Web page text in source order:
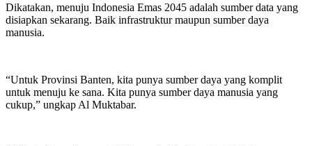
Dikatakan, menuju Indonesia Emas 2045 adalah sumber data yang
disiapkan sekarang. Baik infrastruktur maupun sumber daya
manusia.
“Untuk Provinsi Banten, kita punya sumber daya yang komplit
untuk menuju ke sana. Kita punya sumber daya manusia yang
cukup,” ungkap Al Muktabar.